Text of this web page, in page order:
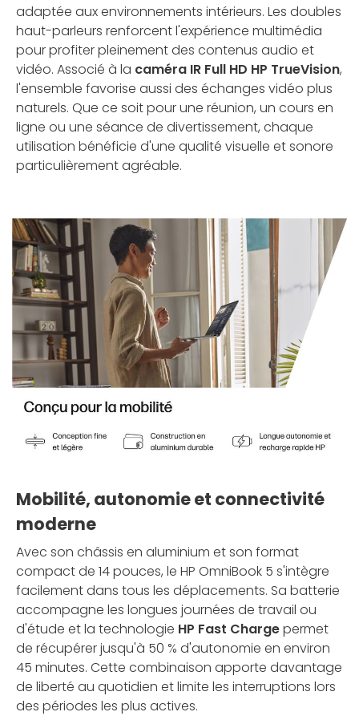
adaptée aux environnements intérieurs. Les doubles
haut-parleurs renforcent l'expérience multimédia
pour profiter pleinement des contenus audio et
vidéo. Associé à la caméra IR Full HD HP TrueVision,
l'ensemble favorise aussi des échanges vidéo plus
naturels. Que ce soit pour une réunion, un cours en
ligne ou une séance de divertissement, chaque
utilisation bénéficie d'une qualité visuelle et sonore
particulièrement agréable.
Mobilité, autonomie et connectivité
moderne
Avec son châssis en aluminium et son format
compact de 14 pouces, le HP OmniBook 5 s'intègre
facilement dans tous les déplacements. Sa batterie
accompagne les longues journées de travail ou
d'étude et la technologie HP Fast Chargepermet
de récupérer jusqu'à 50 % d'autonomie en environ
45 minutes. Cette combinaison apporte davantage
de liberté au quotidien et limite les interruptions lors
des périodes les plus actives.